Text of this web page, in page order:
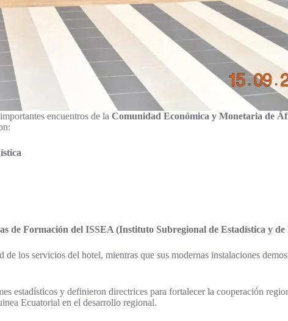
encuentros de la Comunidad Económica y Monetaria de
de Formación del ISSEA (Instituto Subregional de Estadística y
los servicios del hotel, mientras que sus modernas instalaciones
estadísticos y definieron directrices para fortalecer la cooperación
Ecuatorial en el desarrollo regional.